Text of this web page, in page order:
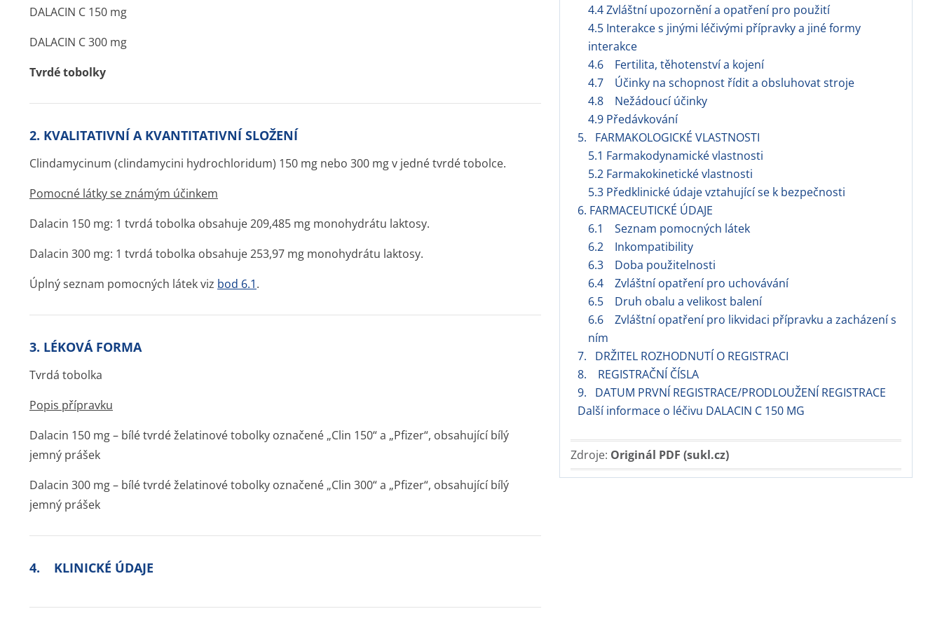
4.4 Zvláštní upozornění a opatření pro použití
4.5 Interakce s jinými léčivými přípravky a jiné formy
interakce
4.6 Fertilita, těhotenství a kojení
4.7 Účinky na schopnost řídit a obsluhovat stroje
4.8 Nežádoucí účinky
4.9 Předávkování
5. FARMAKOLOGICKÉ VLASTNOSTI
5.1 Farmakodynamické vlastnosti
5.2 Farmakokinetické vlastnosti
5.3 Předklinické údaje vztahující se k bezpečnosti
6. FARMACEUTICKÉ ÚDAJE
6.1 Seznam pomocných látek
6.2 Inkompatibility
6.3 Doba použitelnosti
6.4 Zvláštní opatření pro uchovávání
6.5 Druh obalu a velikost balení
6.6 Zvláštní opatření pro likvidaci přípravku a zacházení s
ním
7. DRŽITEL ROZHODNUTÍ O REGISTRACI
8. REGISTRAČNÍ ČÍSLA
9. DATUM PRVNÍ REGISTRACE/PRODLOUŽENÍ REGISTRACE
Další informace o léčivu DALACIN C 150 MG
Zdroje: Originál PDF (sukl.cz)
DALACIN C 150 mg
DALACIN C 300 mg
Tvrdé tobolky
2. KVALITATIVNÍ A KVANTITATIVNÍ SLOŽENÍ
Clindamycinum (clindamycini hydrochloridum) 150 mg nebo 300 mg v jedné tvrdé tobolce.
Pomocné látky se známým účinkem
Dalacin 150 mg: 1 tvrdá tobolka obsahuje 209,485 mg monohydrátu laktosy.
Dalacin 300 mg: 1 tvrdá tobolka obsahuje 253,97 mg monohydrátu laktosy.
Úplný seznam pomocných látek viz bod 6.1.
3. LÉKOVÁ FORMA
Tvrdá tobolka
Popis přípravku
Dalacin 150 mg – bílé tvrdé želatinové tobolky označené „Clin 150“ a „Pfizer“, obsahující bílý
jemný prášek
Dalacin 300 mg – bílé tvrdé želatinové tobolky označené „Clin 300“ a „Pfizer“, obsahující bílý
jemný prášek
4. KLINICKÉ ÚDAJE